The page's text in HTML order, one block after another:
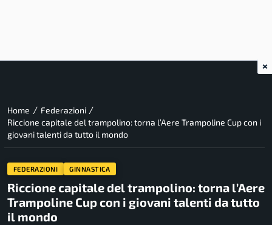
Home / Federazioni /
Riccione capitale del trampolino: torna l’Aere Trampoline Cup con i
giovani talenti da tutto il mondo
FEDERAZIONI GINNASTICA
Riccione capitale del trampolino: torna l’Aere
Trampoline Cup con i giovani talenti da tutto
il mondo
×